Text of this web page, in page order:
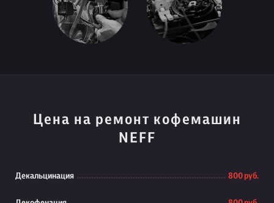
Цена на ремонт кофемашин
NEFF
Декальцинация 800 руб.